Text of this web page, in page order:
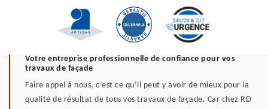
Votre entreprise professionnelle de confiance pour vos
travaux de façade
Faire appel à nous, c’est ce qu’il peut y avoir de mieux pour la
qualité de résultat de tous vos travaux de façade. Car chez RD